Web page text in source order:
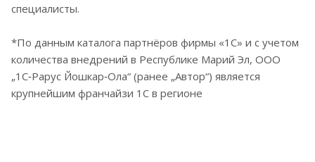
специалисты.
*По данным каталога партнёров фирмы «1С» и с учетом
количества внедрений в Республике Марий Эл, ООО
„1С‑Рарус Йошкар‑Ола“ (ранее „Автор“) является
крупнейшим франчайзи 1С в регионе